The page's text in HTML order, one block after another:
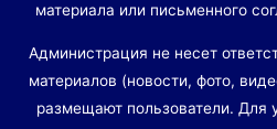
материала или письменного
Администрация не несет
материалов (новости, фото,
размещают пользователи. Для